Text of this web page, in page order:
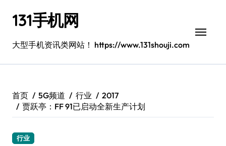
131手机网
大型手机资讯类网站！ https://www.131shouji.com
首页 5G频道 行业
2017
贾跃亭：FF 91已启动全新生产计划
行业